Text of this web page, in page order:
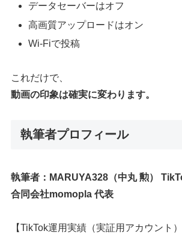
データセーバーはオフ
高画質アップロードはオン
Wi-Fiで投稿
これだけで、
動画の印象は確実に変わります。
執筆者プロフィール
執筆者：MARUYA328（中丸 勲）
合同会社momopla 代表
【TikTok運用実績（実証用アカウント）